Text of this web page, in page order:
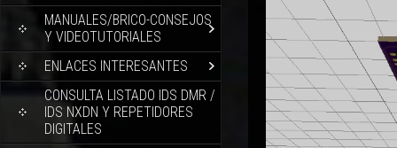
MANUALES/BRICO-CONSEJOS
Y VIDEOTUTORIALES
ENLACES INTERESANTES
CONSULTA LISTADO IDS DMR /
IDS NXDN Y REPETIDORES
DIGITALES